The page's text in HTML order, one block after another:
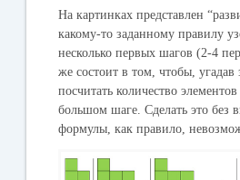
На картинках представлен
какому-то заданному правилу
несколько первых шагов (2-4
же состоит в том, чтобы, угадав
посчитать количество
большом шаге. Сделать это без
формулы, как правило,